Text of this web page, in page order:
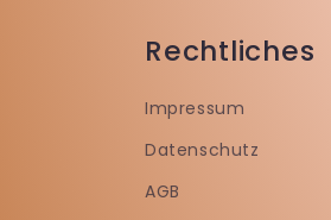
Rechtliches
Impressum
Datenschutz
AGB